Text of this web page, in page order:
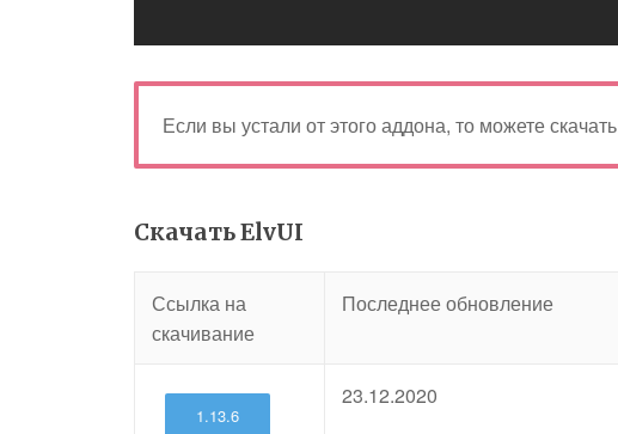
Если вы устали от этого аддона, то можете скачать
Скачать ElvUI
Ссылка на
скачивание
Последнее обновление
1.13.6
23.12.2020